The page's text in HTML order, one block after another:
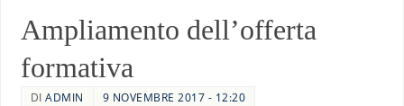
Ampliamento dell’offerta
formativa
DIADMIN 9 NOVEMBRE 2017 - 12:20